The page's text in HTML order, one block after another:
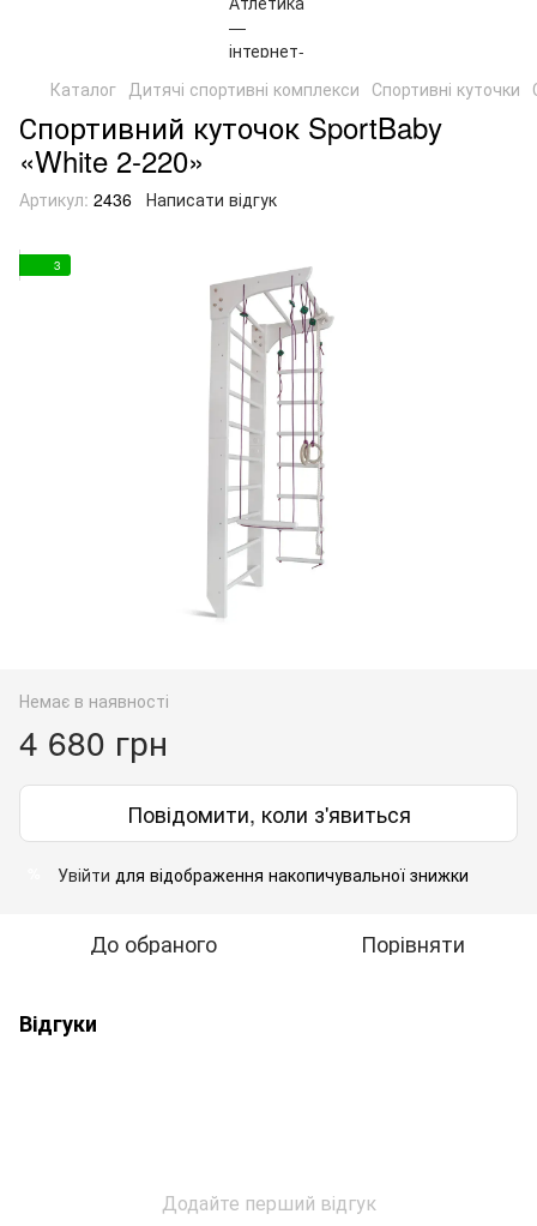
Каталог Дитячі спортивні комплекси Спортивні куточки
Спортивний куточок SportBaby
«White 2-220»
Артикул: 2436 Написати відгук
3
Немає в наявності
4 680 грн
Повідомити, коли з'явиться
Увійти для відображення накопичувальної знижки
До обраного Порівняти
Відгуки
Додайте перший відгук